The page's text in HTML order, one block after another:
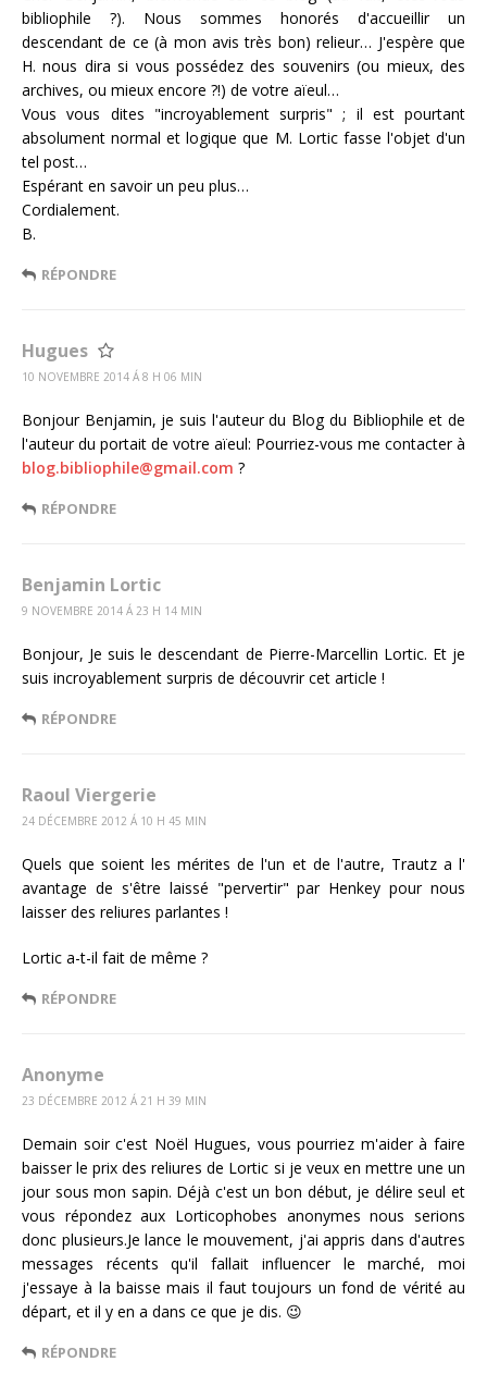
bibliophile ?). Nous sommes honorés d'accueillir un
descendant de ce (à mon avis très bon) relieur… J'espère que
H. nous dira si vous possédez des souvenirs (ou mieux, des
archives, ou mieux encore ?!) de votre aïeul…
Vous vous dites "incroyablement surpris" ; il est pourtant
absolument normal et logique que M. Lortic fasse l'objet d'un
tel post…
Espérant en savoir un peu plus…
Cordialement.
B.
RÉPONDRE
Hugues
10 NOVEMBRE 2014 Á 8 H 06 MIN
Bonjour Benjamin, je suis l'auteur du Blog du Bibliophile et de
l'auteur du portait de votre aïeul: Pourriez-vous me contacter à
blog.bibliophile@gmail.com ?
RÉPONDRE
Benjamin Lortic
9 NOVEMBRE 2014 Á 23 H 14 MIN
Bonjour, Je suis le descendant de Pierre-Marcellin Lortic. Et je
suis incroyablement surpris de découvrir cet article !
RÉPONDRE
Raoul Viergerie
24 DÉCEMBRE 2012 Á 10 H 45 MIN
Quels que soient les mérites de l'un et de l'autre, Trautz a l'
avantage de s'être laissé "pervertir" par Henkey pour nous
laisser des reliures parlantes !
Lortic a-t-il fait de même ?
RÉPONDRE
Anonyme
23 DÉCEMBRE 2012 Á 21 H 39 MIN
Demain soir c'est Noël Hugues, vous pourriez m'aider à faire
baisser le prix des reliures de Lortic si je veux en mettre une un
jour sous mon sapin. Déjà c'est un bon début, je délire seul et
vous répondez aux Lorticophobes anonymes nous serions
donc plusieurs.Je lance le mouvement, j'ai appris dans d'autres
messages récents qu'il fallait influencer le marché, moi
j'essaye à la baisse mais il faut toujours un fond de vérité au
départ, et il y en a dans ce que je dis. 😉
RÉPONDRE